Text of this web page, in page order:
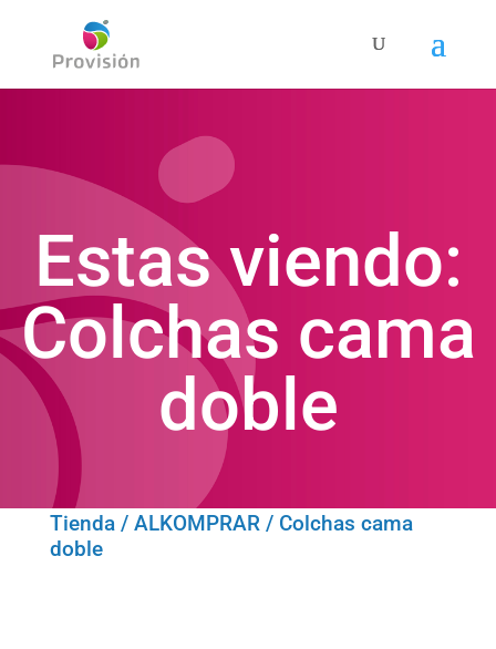
Estas viendo:
Colchas cama
doble
Tienda/ ALKOMPRAR/ Colchas cama
doble